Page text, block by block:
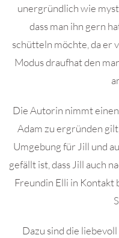
unergründlich wie
dass man ihn gern
schütteln möchte, da er
Modus draufhat den
Die Autorin nimmt
Adam zu ergründen
Umgebung für Jill und
gefällt ist, dass Jill auch
Freundin Elli in Kontakt
Dazu sind die